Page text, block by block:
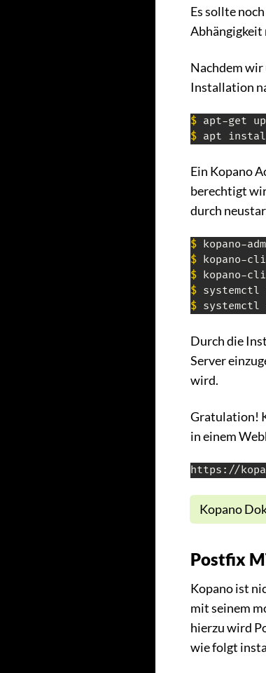
Es sollte
Nachdem wir
Installation
$
$ apt install
Ein Kopano
berechtigt
durch
$ kopano-
$
$
$
$ systemctl
Durch die
Server
wird.
Gratulation!
in einem
https://
Kopano
Postfix
Kopano ist
mit seinem
hierzu wird
wie folgt